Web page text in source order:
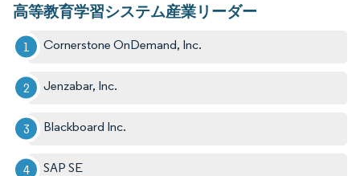
高等教育学習システム産業リーダー
Cornerstone OnDemand, Inc.
Jenzabar, Inc.
Blackboard Inc.
SAP SE